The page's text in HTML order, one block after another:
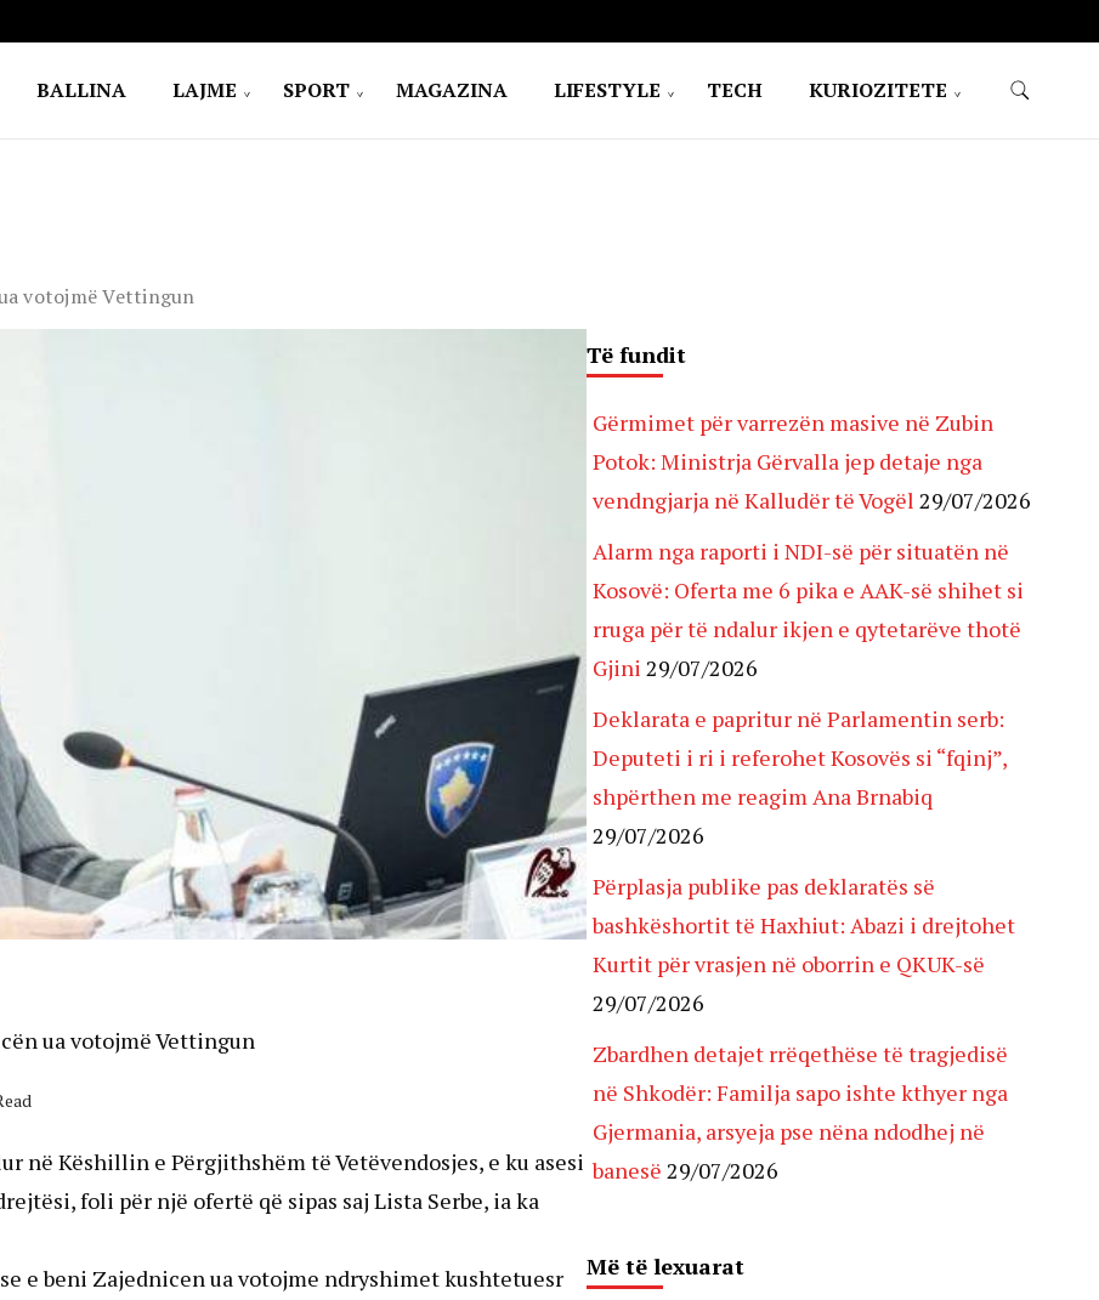
BALLINA LAJME SPORT MAGAZINA LIFESTYLE TECH KURIOZITETE
votojmë Vettingun
ua votojmë Vettingun
në Këshillin e Përgjithshëm të Vetëvendosjes, e ku asesi
foli për një ofertë që sipas saj Lista Serbe, ia ka
e beni Zajednicen ua votojme ndryshimet kushtetuesr
Të fundit
Gërmimet për varrezën masive në Zubin
Potok: Ministrja Gërvalla jep detaje nga
vendngjarja në Kalludër të Vogël 29/07/2026
Alarm nga raporti i NDI-së për situatën në
Kosovë: Oferta me 6 pika e AAK-së shihet si
rruga për të ndalur ikjen e qytetarëve thotë
Gjini 29/07/2026
Deklarata e papritur në Parlamentin serb:
Deputeti i ri i referohet Kosovës si “fqinj”,
shpërthen me reagim Ana Brnabiq
29/07/2026
Përplasja publike pas deklaratës së
bashkëshortit të Haxhiut: Abazi i drejtohet
Kurtit për vrasjen në oborrin e QKUK-së
29/07/2026
Zbardhen detajet rrëqethëse të tragjedisë
në Shkodër: Familja sapo ishte kthyer nga
Gjermania, arsyeja pse nëna ndodhej në
banesë 29/07/2026
Më të lexuarat